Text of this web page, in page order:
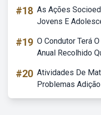
#18 As Ações
Jovens E
#19 O Condutor Terá
Anual Recolhido
#20 Atividades De
Problemas